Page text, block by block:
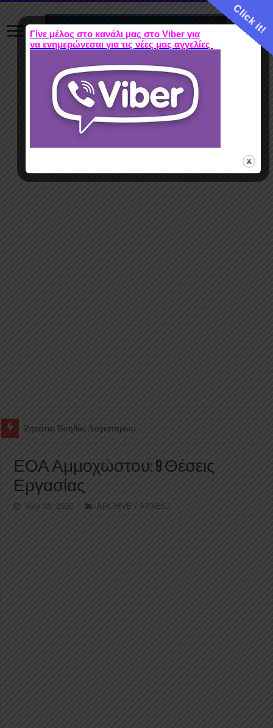
Ζητείται Υπάλληλος για γέμισμα και ανεφοδιασμό αυτόματων
ΕΟΑ Αμμοχώστου: 9 Θέσεις
Εργασίας
May 18, 2026 ARCHIVE / ΑΡΧΕΙΟ
Click it!
Γίνε μέλος στο κανάλι μας στο Viber για
να ενημερώνεσαι για τις νέες μας αγγελίες